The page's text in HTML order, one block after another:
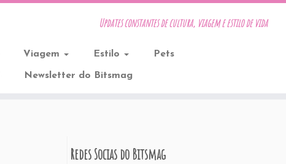
Updates constantes de cultura, viagem e estilo de vida
Viagem Estilo Pets
Newsletter do Bitsmag
Redes Socias do Bitsmag